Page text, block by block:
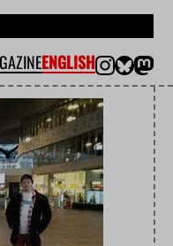
ENGLISH